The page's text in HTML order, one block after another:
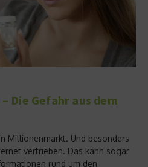
Die Gefahr aus dem
Millionenmarkt. Und besonders
vertrieben. Das kann sogar
rund um den